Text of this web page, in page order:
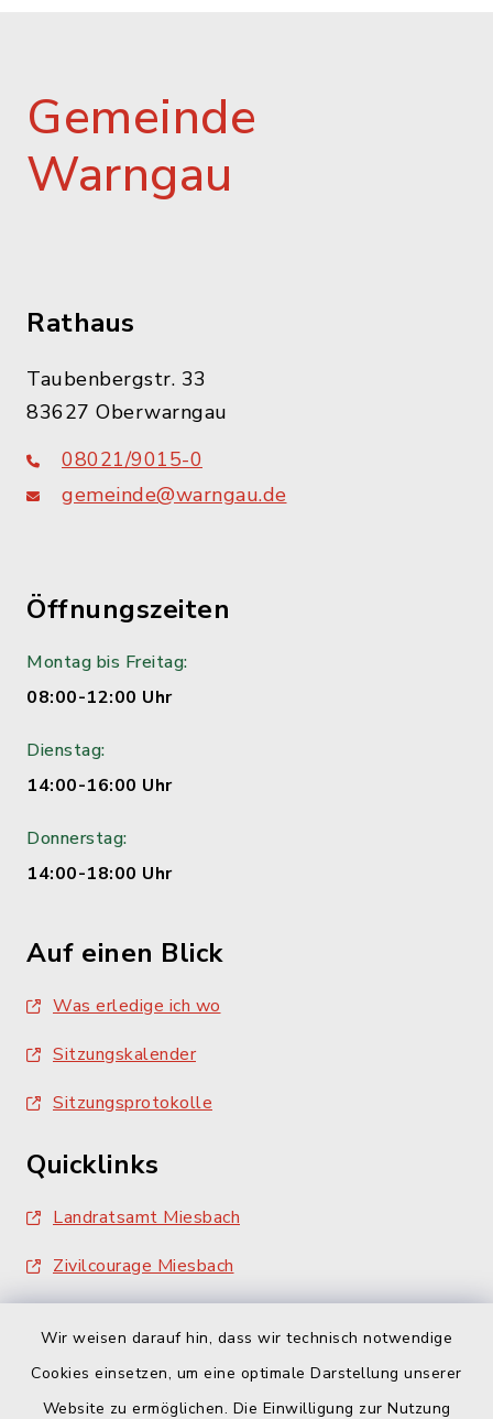
Wir weisen darauf hin, dass wir technisch notwendige
Cookies einsetzen, um eine optimale Darstellung unserer
Website zu ermöglichen. Die Einwilligung zur Nutzung
Gemeinde
Warngau
Rathaus
Taubenbergstr. 33
83627 Oberwarngau
08021/9015-0
gemeinde@warngau.de
Öffnungszeiten
Montag bis Freitag:
08:00-12:00 Uhr
Dienstag:
14:00-16:00 Uhr
Donnerstag:
14:00-18:00 Uhr
Auf einen Blick
Was erledige ich wo
Sitzungskalender
Sitzungsprotokolle
Quicklinks
Landratsamt Miesbach
Zivilcourage Miesbach